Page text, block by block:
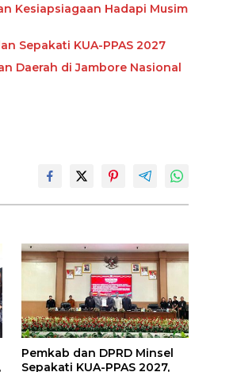
Kesiapsiagaan Hadapi Musim
Sepakati KUA-PPAS 2027
Daerah di Jambore Nasional
Pemkab dan DPRD Minsel
Sepakati KUA-PPAS 2027,